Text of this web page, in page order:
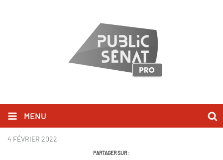
MENU
Richard Ferrand_220204.png
4 FÉVRIER 2022
PARTAGER SUR :